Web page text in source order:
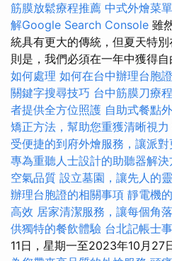
筋膜放鬆療程推薦 中式外燴菜
解Google Search Console 雖
統具有更大的傳統，但夏天特
則是，我們必須在一年中獲得自
如何處理 如何在台中辦理台胞
關鍵字搜尋技巧 台中筋膜刀療程
者提供全方位照護 自助式餐點
矯正方法，幫助您重獲清晰視力
受便捷的到府外燴服務，讓派對
專為重聽人士設計的助聽器解決
空氣品質 設立墓園，讓先人的
辦理台胞證的相關事項 靜電機
高效 居家清潔服務，讓每個角
供獨特的餐飲體驗 台北記帳士
11日，星期一至2023年10月27